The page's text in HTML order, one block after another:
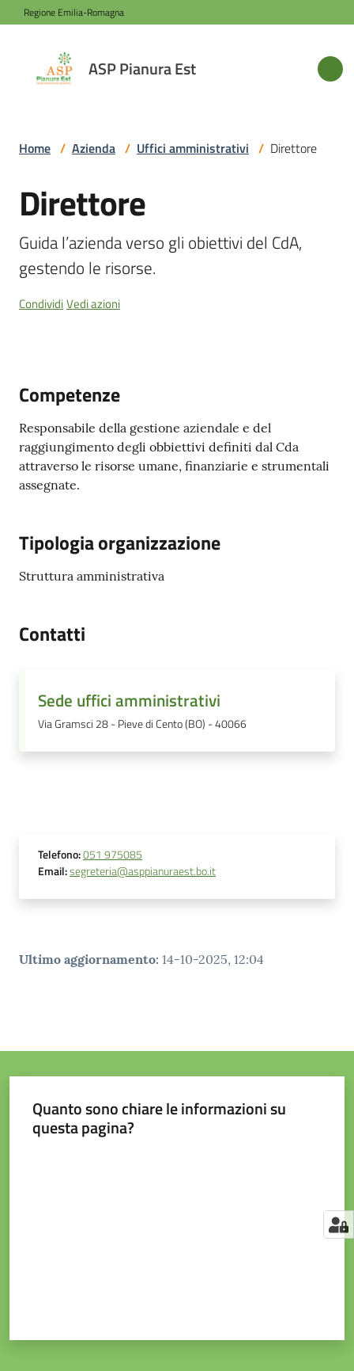
Vai al contenuto
Vai alla navigazione
Vai al footer
Regione Emilia-Romagna
ASP Pianura Est
ASP
Pianura
Novità
Servizi
Sostenere
l'ASP
Home / Azienda / Uffici amministrativi / Direttore
Salta al contenuto
Direttore
Guida l’azienda verso gli obiettivi del CdA,
gestendo le risorse.
CondividiVedi azioni
Competenze
Responsabile della gestione aziendale e del
raggiungimento degli obbiettivi definiti dal Cda
attraverso le risorse umane, finanziarie e strumentali
assegnate.
Tipologia organizzazione
Struttura amministrativa
Contatti
Sede uffici amministrativi
Via Gramsci 28 - Pieve di Cento (BO) - 40066
Telefono:051 975085
Email:segreteria@asppianuraest.bo.it
Ultimo aggiornamento: 14-10-2025, 12:04
Quanto sono chiare le informazioni su
questa pagina?